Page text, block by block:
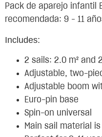
Pack de aparejo infantil
recomendada: 9 – 11
Includes:
2 sails: 2.0 m² and
Adjustable, two-
Adjustable boom
Euro-pin base
Spin-on universal
Main sail material